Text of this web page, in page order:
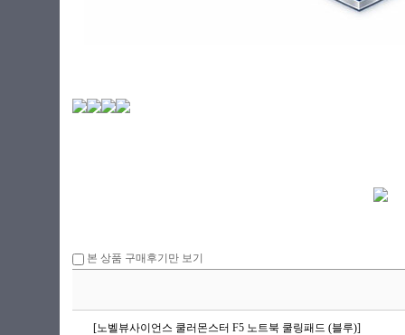
본 상품 구매후기만 보기
[노벨뷰사이언스 쿨러몬스터 F5 노트북 쿨링패드 (블루)]